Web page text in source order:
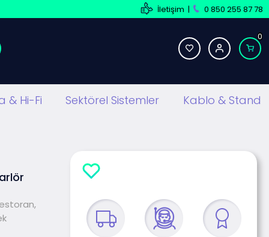
İletişim | 0 850 255 87 78
0
& Hi-Fi Sektörel Sistemler Kablo & Stand